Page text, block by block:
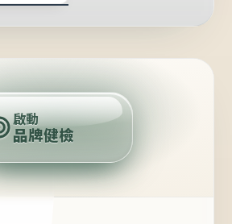
定
位
點
啟動
品牌健檢